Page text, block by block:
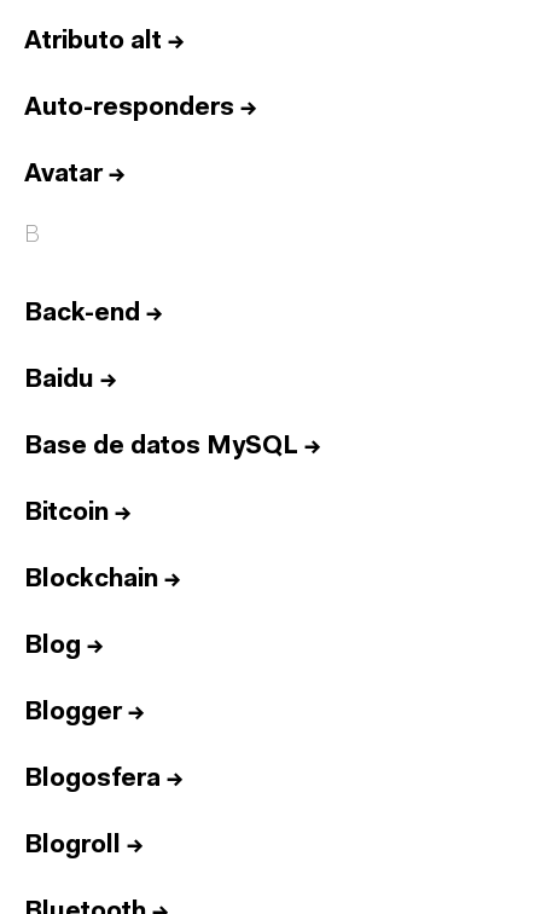
Atributo alt →
Auto-responders →
Avatar→
B
Back-end →
Baidu →
Base de datos MySQL →
Bitcoin →
Blockchain →
Blog →
Blogger→
Blogosfera →
Blogroll →